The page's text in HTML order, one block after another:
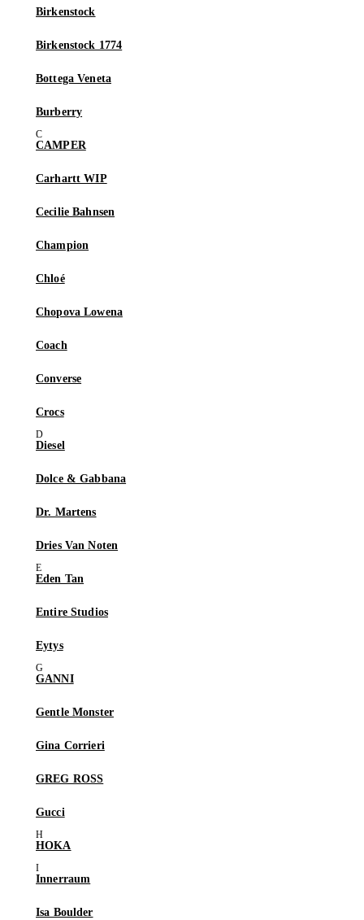
Birkenstock
Birkenstock 1774
Bottega Veneta
Burberry
CAMPER
Carhartt WIP
Cecilie Bahnsen
Champion
Chloé
Chopova Lowena
Coach
Converse
Crocs
Diesel
Dolce & Gabbana
Dr. Martens
Dries Van Noten
Eden Tan
Entire Studios
Eytys
GANNI
Gentle Monster
Gina Corrieri
GREG ROSS
Gucci
HOKA
Innerraum
Isa Boulder